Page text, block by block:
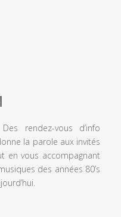
rendez-vous d’info
la parole aux invités
en vous accompagnant
des années 80’s